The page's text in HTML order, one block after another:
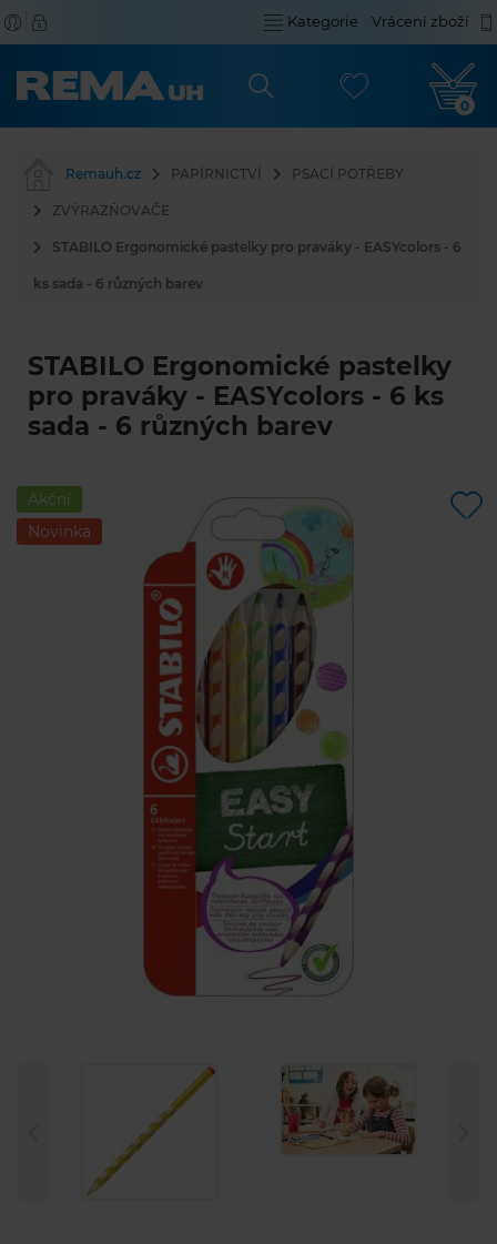
Kategorie Vrácení zboží
0
Remauh.cz PAPÍRNICTVÍ PSACÍ POTŘEBY
ZVÝRAZŇOVAČE
STABILO Ergonomické pastelky pro praváky - EASYcolors - 6
ks sada - 6 různých barev
STABILO Ergonomické pastelky
pro praváky - EASYcolors - 6 ks
sada - 6 různých barev
Akční
Novinka